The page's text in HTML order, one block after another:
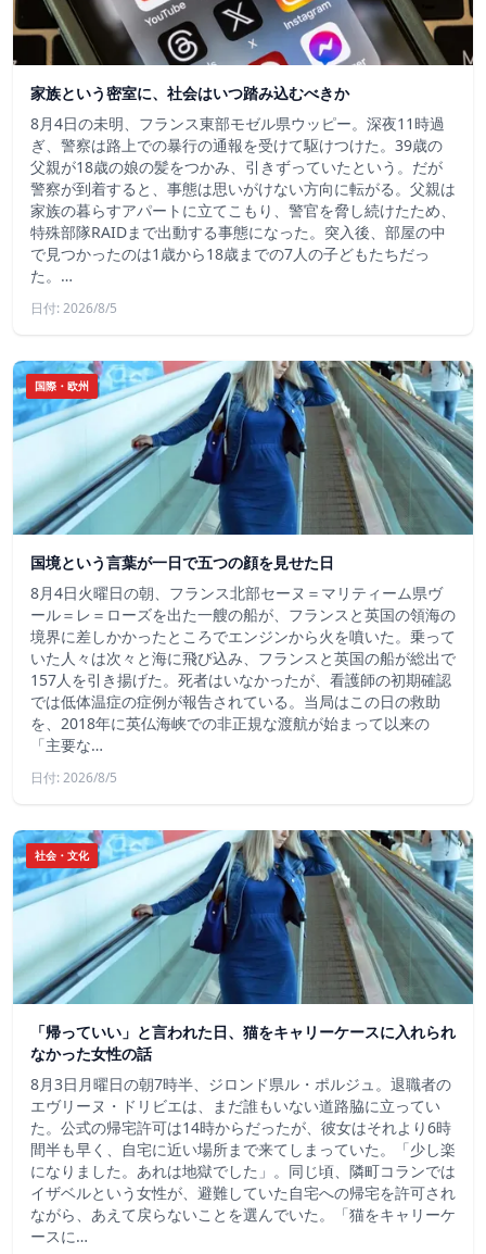
家族という密室に、社会はいつ踏み込むべきか
8月4日の未明、フランス東部モゼル県ウッピー。深夜11時過
ぎ、警察は路上での暴行の通報を受けて駆けつけた。39歳の
父親が18歳の娘の髪をつかみ、引きずっていたという。だが
警察が到着すると、事態は思いがけない方向に転がる。父親は
家族の暮らすアパートに立てこもり、警官を脅し続けたため、
特殊部隊RAIDまで出動する事態になった。突入後、部屋の中
で見つかったのは1歳から18歳までの7人の子どもたちだっ
た。…
日付: 2026/8/5
国際・欧州
国境という言葉が一日で五つの顔を見せた日
8月4日火曜日の朝、フランス北部セーヌ＝マリティーム県ヴ
ール＝レ＝ローズを出た一艘の船が、フランスと英国の領海の
境界に差しかかったところでエンジンから火を噴いた。乗って
いた人々は次々と海に飛び込み、フランスと英国の船が総出で
157人を引き揚げた。死者はいなかったが、看護師の初期確認
では低体温症の症例が報告されている。当局はこの日の救助
を、2018年に英仏海峡での非正規な渡航が始まって以来の
「主要な…
日付: 2026/8/5
社会・文化
「帰っていい」と言われた日、猫をキャリーケースに入れられ
なかった女性の話
8月3日月曜日の朝7時半、ジロンド県ル・ポルジュ。退職者の
エヴリーヌ・ドリビエは、まだ誰もいない道路脇に立ってい
た。公式の帰宅許可は14時からだったが、彼女はそれより6時
間半も早く、自宅に近い場所まで来てしまっていた。「少し楽
になりました。あれは地獄でした」。同じ頃、隣町コランでは
イザベルという女性が、避難していた自宅への帰宅を許可され
ながら、あえて戻らないことを選んでいた。「猫をキャリーケ
ースに…